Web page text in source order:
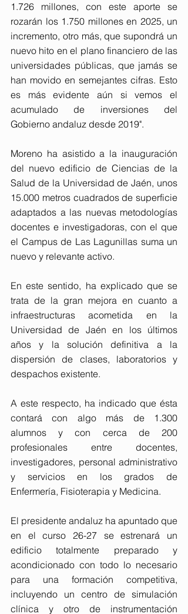
1.726 millones, con este aporte se
rozarán los 1.750 millones en 2025, un
incremento, otro más, que supondrá un
nuevo hito en el plano financiero de las
universidades públicas, que jamás se
han movido en semejantes cifras. Esto
es más evidente aún si vemos el
acumulado de inversiones del
Gobierno andaluz desde 2019".
Moreno ha asistido a la inauguración
del nuevo edificio de Ciencias de la
Salud de la Universidad de Jaén, unos
15.000 metros cuadrados de superficie
adaptados a las nuevas metodologías
docentes e investigadoras, con el que
el Campus de Las Lagunillas suma un
nuevo y relevante activo.
En este sentido, ha explicado que se
trata de la gran mejora en cuanto a
infraestructuras acometida en la
Universidad de Jaén en los últimos
años y la solución definitiva a la
dispersión de clases, laboratorios y
despachos existente.
A este respecto, ha indicado que ésta
contará con algo más de 1.300
alumnos y con cerca de 200
profesionales entre docentes,
investigadores, personal administrativo
y servicios en los grados de
Enfermería, Fisioterapia y Medicina.
El presidente andaluz ha apuntado que
en el curso 26-27 se estrenará un
edificio totalmente preparado y
acondicionado con todo lo necesario
para una formación competitiva,
incluyendo un centro de simulación
clínica y otro de instrumentación